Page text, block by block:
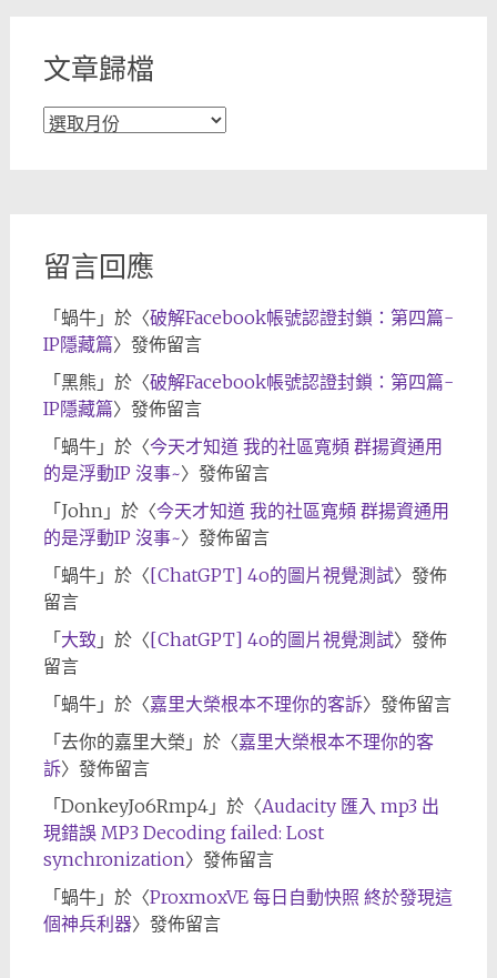
文章歸檔
文
留言回應
「蝸牛」於〈破解Facebook帳號認證封鎖：第四篇-
IP隱藏篇〉發佈留言
「黑熊 」於〈破解Facebook帳號認證封鎖：第四篇-
IP隱藏篇〉發佈留言
「蝸牛」於〈今天才知道 我的社區寬頻 群揚資通用
的是浮動IP 沒事~〉發佈留言
「John 」於〈今天才知道 我的社區寬頻 群揚資通用
的是浮動IP 沒事~〉發佈留言
「蝸牛」於〈[ChatGPT] 4o的圖片視覺測試〉發佈
留言
「大致 」於〈[ChatGPT] 4o的圖片視覺測試〉發佈
留言
「蝸牛」於〈嘉里大榮根本不理你的客訴〉發佈留言
「去你的嘉里大榮 」於〈嘉里大榮根本不理你的客
訴〉發佈留言
「DonkeyJo6Rmp4」於〈Audacity 匯入 mp3 出
現錯誤 MP3 Decoding failed: Lost
synchronization〉發佈留言
「蝸牛」於〈ProxmoxVE 每日自動快照 終於發現這
個神兵利器〉發佈留言